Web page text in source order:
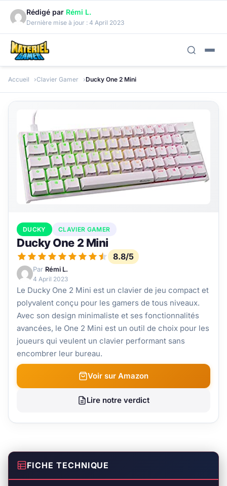
Rédigé par Rémi L.
Dernière mise à jour : 4 April 2023
Accueil Clavier Gamer Ducky One 2 Mini
DUCKY CLAVIER GAMER
Ducky One 2 Mini
8.8/5
Par Rémi L.
4 April 2023
Le Ducky One 2 Mini est un clavier de jeu compact et
polyvalent conçu pour les gamers de tous niveaux.
Avec son design minimaliste et ses fonctionnalités
avancées, le One 2 Mini est un outil de choix pour les
joueurs qui veulent un clavier performant sans
encombrer leur bureau.
Voir sur Amazon
Lire notre verdict
FICHE TECHNIQUE